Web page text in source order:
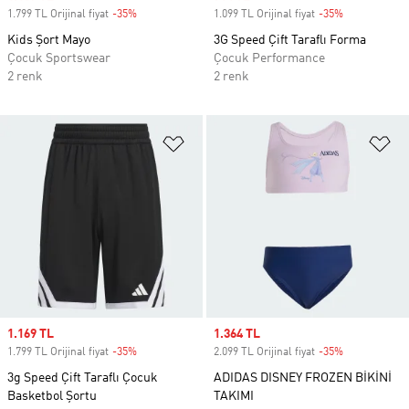
1.799 TL Orijinal fiyat -35%
Kids Şort Mayo
Çocuk Sportswear
2 renk
1.099 TL Orijinal fiyat -35%
3G Speed Çift Taraflı Forma
Çocuk Performance
2 renk
Favori Listesine Ekle
Sale price
1.169 TL
1.799 TL Orijinal fiyat -35%
3g Speed Çift Taraflı Çocuk
Basketbol Şortu
Sale price
1.364 TL
2.099 TL Orijinal fiyat -35%
ADIDAS DISNEY FROZEN BİKİNİ
TAKIMI